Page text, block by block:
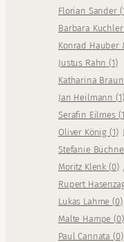
Florian Sander (
Barbara Kuchler
Konrad Hauber
Justus Rahn(1)
Katharina
Jan Heilmann(1)
Serafin Eilmes (1
Oliver König(1)
Stefanie
Moritz Klenk(0)
Rupert
Lukas Lahme(0)
Malte Hampe(0)
Paul Cannata(0)